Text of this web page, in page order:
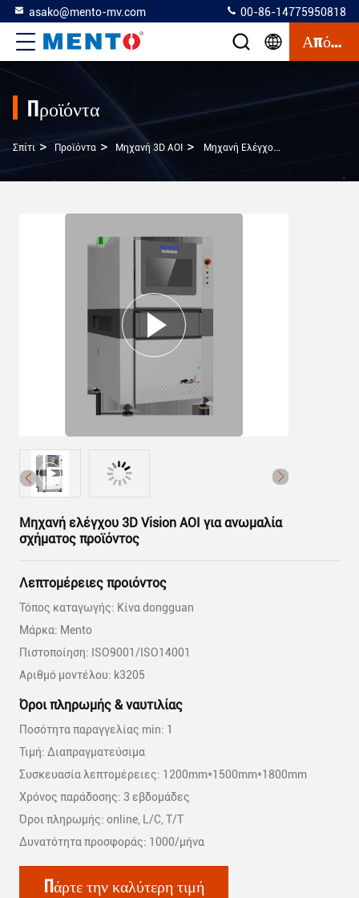
asako@mento-mv.com 00-86-14775950818
Απόσπασμα
Προϊόντα
Σπίτι > Προϊόντα > Μηχανή 3D AOI > Μηχανή Ελέγχου 3D Vision AOI Για Ανωμαλία Σχήματος Προϊόντος
Μηχανή ελέγχου 3D Vision AOI για ανωμαλία
σχήματος προϊόντος
Λεπτομέρειες προιόντος
Τόπος καταγωγής: Κίνα dongguan
Μάρκα: Mento
Πιστοποίηση: ISO9001/ISO14001
Αριθμό μοντέλου: k3205
Όροι πληρωμής & ναυτιλίας
Ποσότητα παραγγελίας min: 1
Τιμή: Διαπραγματεύσιμα
Συσκευασία λεπτομέρειες: 1200mm*1500mm*1800mm
Χρόνος παράδοσης: 3 εβδομάδες
Όροι πληρωμής: online, L/C, T/T
Δυνατότητα προσφοράς: 1000/μήνα
Πάρτε την καλύτερη τιμή